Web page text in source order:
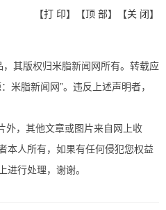
【打 印】【顶 部】【关 闭】
，其版权归米脂新闻网所有。转载应
米脂新闻网”。违反上述声明者，
外，其他文章或图片来自网上收
本人所有，如果有任何侵犯您权益
进行处理，谢谢。